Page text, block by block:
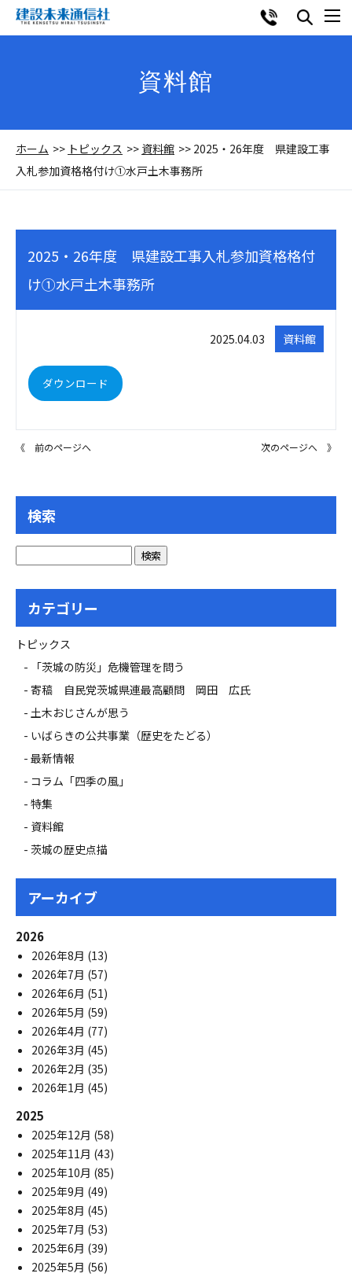
資料館
ホーム トピックス 資料館
2025・26年度 県建設工事
入札参加資格格付け①水戸土木事務所
2025・26年度 県建設工事入札参加資格格付
け①水戸土木事務所
2025.04.03 資料館
ダウンロード
《 前のページへ 次のページへ 》
検索
カテゴリー
トピックス
「茨城の防災」危機管理を問う
寄稿 自民党茨城県連最高顧問 岡田 広氏
土木おじさんが思う
いばらきの公共事業（歴史をたどる）
最新情報
コラム「四季の風」
特集
資料館
茨城の歴史点描
アーカイブ
2026
2026年8月 (13)
2026年7月 (57)
2026年6月 (51)
2026年5月 (59)
2026年4月 (77)
2026年3月 (45)
2026年2月 (35)
2026年1月 (45)
2025
2025年12月 (58)
2025年11月 (43)
2025年10月 (85)
2025年9月 (49)
2025年8月 (45)
2025年7月 (53)
2025年6月 (39)
2025年5月 (56)